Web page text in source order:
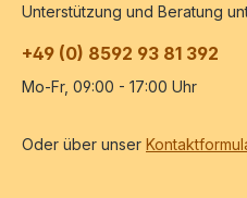
Unterstützung und Beratung
+49 (0) 8592 93 81 392
Mo-Fr, 09:00 - 17:00 Uhr
Oder über unser